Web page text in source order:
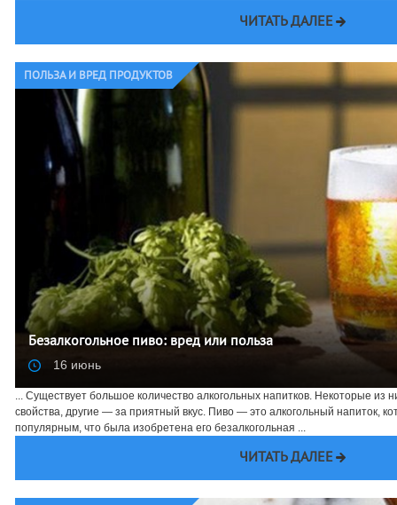
ЧИТАТЬ ДАЛЕЕ
ПОЛЬЗА И ВРЕД ПРОДУКТОВ
Безалкогольное пиво: вред или польза
16 июнь
... Существует большое количество алкогольных напитков. Некоторые из
свойства, другие — за приятный вкус. Пиво — это алкогольный напиток,
популярным, что была изобретена его безалкогольная ...
ЧИТАТЬ ДАЛЕЕ